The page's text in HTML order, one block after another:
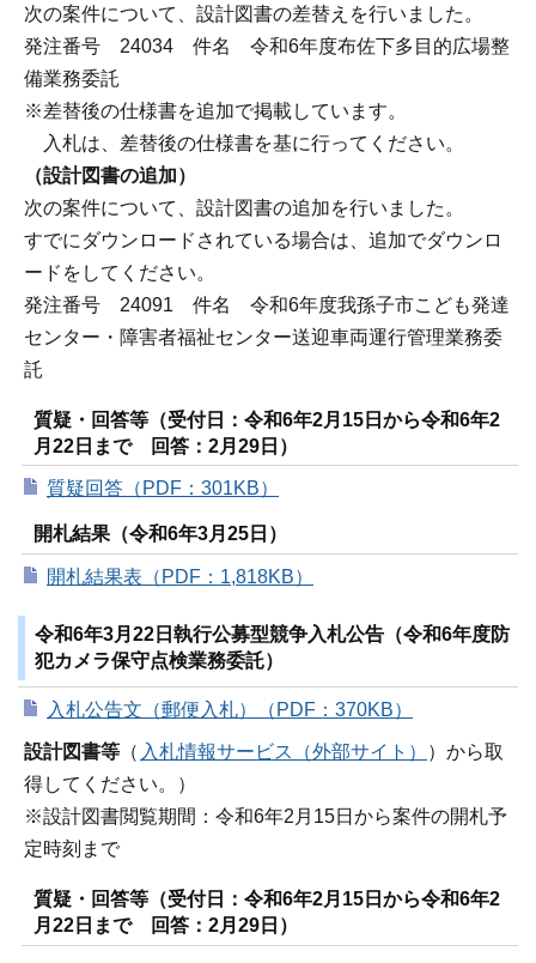
次の案件について、設計図書の差替えを行いました。
発注番号 24034 件名 令和6年度布佐下多目的広場整
備業務委託
※差替後の仕様書を追加で掲載しています。
入札は、差替後の仕様書を基に行ってください。
（設計図書の追加）
次の案件について、設計図書の追加を行いました。
すでにダウンロードされている場合は、追加でダウンロ
ードをしてください。
発注番号 24091 件名 令和6年度我孫子市こども発達
センター・障害者福祉センター送迎車両運行管理業務委
託
質疑・回答等（受付日：令和6年2月15日から令和6年2
月22日まで 回答：2月29日）
質疑回答（PDF：301KB）
開札結果（令和6年3月25日）
開札結果表（PDF：1,818KB）
令和6年3月22日執行公募型競争入札公告（令和6年度防
犯カメラ保守点検業務委託）
入札公告文（郵便入札）（PDF：370KB）
設計図書等 （ 入札情報サービス（外部サイト）
）から取
得してください。）
※設計図書閲覧期間：令和6年2月15日から案件の開札予
定時刻まで
質疑・回答等（受付日：令和6年2月15日から令和6年2
月22日まで 回答：2月29日）